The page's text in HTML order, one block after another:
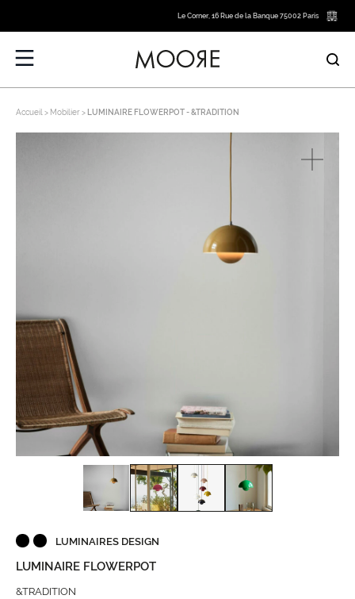
Le Corner, 16 Rue de la Banque 75002 Paris
Accueil Mobilier LUMINAIRE FLOWERPOT - &TRADITION
LUMINAIRES DESIGN
LUMINAIRE FLOWERPOT
&TRADITION